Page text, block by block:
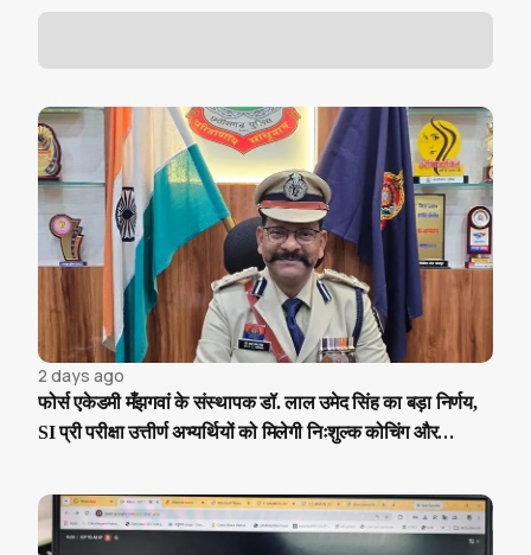
2 days ago
फोर्स एकेडमी मँझगवां के संस्थापक डॉ. लाल उमेद सिंह का बड़ा निर्णय,
SI प्री परीक्षा उत्तीर्ण अभ्यर्थियों को मिलेगी निःशुल्क कोचिंग और